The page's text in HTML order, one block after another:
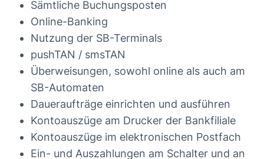
Sämtliche Buchungsposten
Online-Banking
Nutzung der SB-Terminals
pushTAN / smsTAN
Überweisungen, sowohl online als auch am
SB-Automaten
Daueraufträge einrichten und ausführen
Kontoauszüge am Drucker der Bankfiliale
Kontoauszüge im elektronischen Postfach
Ein- und Auszahlungen am Schalter und an